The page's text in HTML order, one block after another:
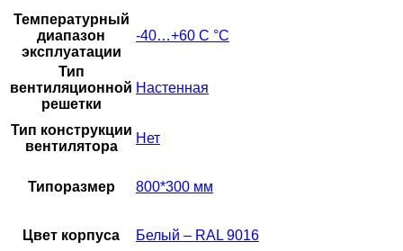
Температурный
диапазон
эксплуатации
-40…+60 С °С
Тип
вентиляционной
решетки
Настенная
Тип конструкции
вентилятора
Нет
Типоразмер 800*300 мм
Цвет корпуса Белый – RAL 9016